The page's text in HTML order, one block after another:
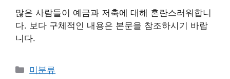
많은 사람들이 예금과 저축에 대해 혼란스러워합니
다. 보다 구체적인 내용은 본문을 참조하시기 바랍
니다.
Categories
미분류